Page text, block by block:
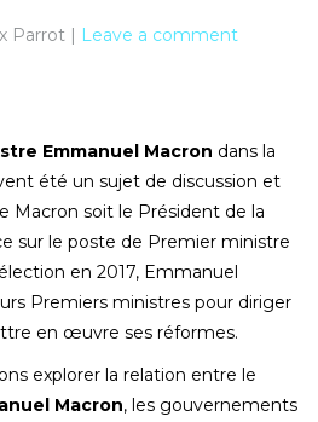
Parrot | Leave a comment
Emmanuel Macron dans la
été un sujet de discussion et
Macron soit le Président de la
sur le poste de Premier ministre
en 2017, Emmanuel
Premiers ministres pour diriger
en œuvre ses réformes.
explorer la relation entre le
Macron, les gouvernements